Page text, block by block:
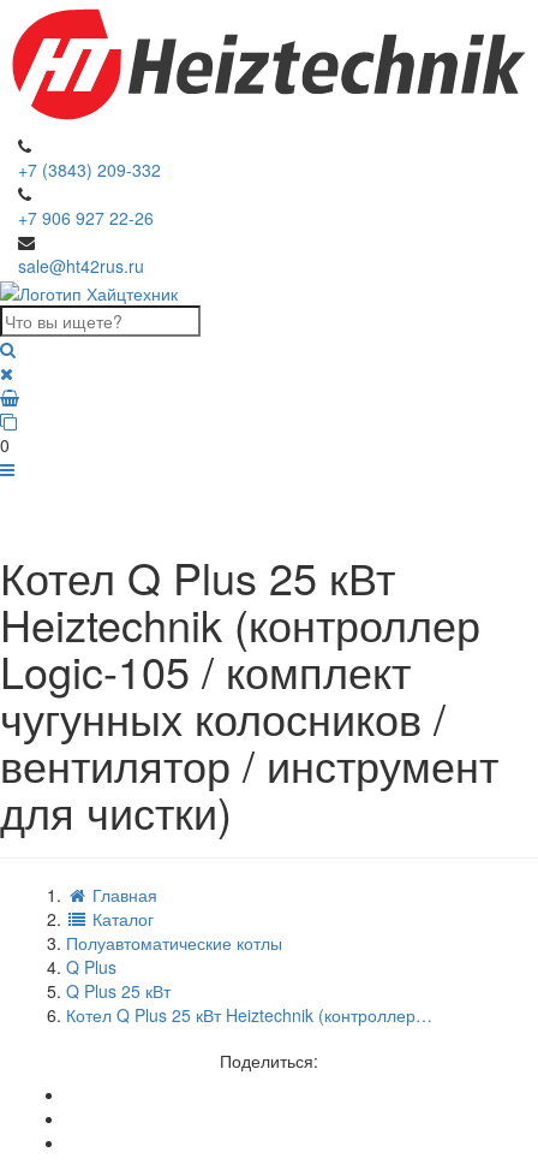
+7 (3843) 209-332
+7 906 927 22-26
sale@ht42rus.ru
0
Котел Q Plus 25 кВт
Heiztechnik (контроллер
Logic-105 / комплект
чугунных колосников /
вентилятор / инструмент
для чистки)
Главная
Каталог
Полуавтоматические котлы
Q Plus
Q Plus 25 кВт
Котел Q Plus 25 кВт Heiztechnik (контроллер…
Поделиться: